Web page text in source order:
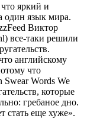
яркий и
один язык мира.
Виктор
все-таки решили
английскому
что
Swear Words We
которые
гребаное дно.
стать еще хуже».